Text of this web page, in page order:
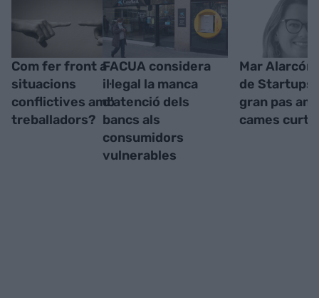
Com fer front a
situacions
conflictives amb
treballadors?
FACUA considera
il·legal la manca
d'atenció dels
bancs als
consumidors
vulnerables
Mar Alarcón
de Startups:
gran pas
cames